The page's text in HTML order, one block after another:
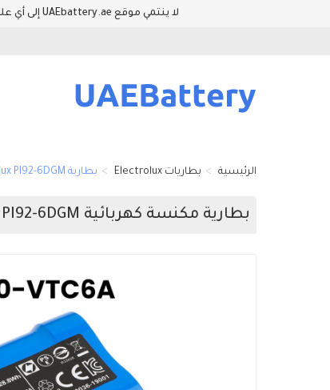
لا ينتمي موقع UAEbattery.ae إلى أي علامة تجارية للمعدات الأصلية. وأسماء العلامات التجارية والطرازات المدرجة في هذا الموقع فقط لإظهار توافق المنتجات والمعدات.
الرئيسية بطاريات Electrolux بطارية Electrolux PI92-6DGM
بطارية مكنسة كهربائية Electrolux PI92-6DGM مستبدلة عالية الجودة